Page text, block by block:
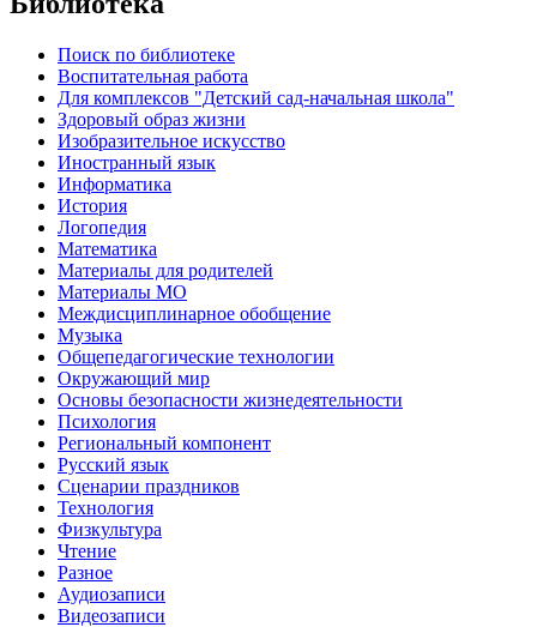
Поиск по библиотеке
Воспитательная работа
Для комплексов "Детский сад-начальная школа"
Здоровый образ жизни
Изобразительное искусство
Иностранный язык
Информатика
История
Логопедия
Математика
Материалы для родителей
Материалы МО
Междисциплинарное обобщение
Музыка
Общепедагогические технологии
Окружающий мир
Основы безопасности жизнедеятельности
Психология
Региональный компонент
Русский язык
Сценарии праздников
Технология
Физкультура
Чтение
Разное
Аудиозаписи
Видеозаписи